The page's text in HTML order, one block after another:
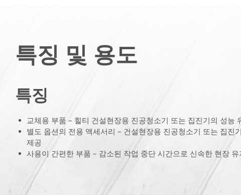
특징 및 용도
특징
교체용 부품 – 힐티 건설현장용 진공청소기 또는 집진기의 성능
별도 옵션의 전용 액세서리 – 건설현장용 진공청소기 또는 집진
제공
사용이 간편한 부품 – 감소된 작업 중단 시간으로 신속한 현장